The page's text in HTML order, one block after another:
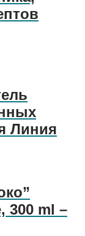
Линия
300 ml –